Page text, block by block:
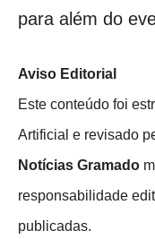
para além do
Aviso Editorial
Este conteúdo foi
Artificial e revisado
Notícias Gramado
responsabilidade
publicadas.